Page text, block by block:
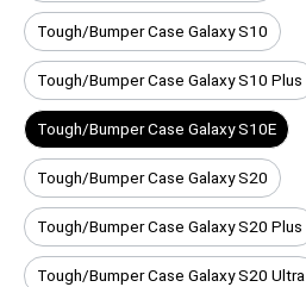
Tough/Bumper Case Galaxy S10
Tough/Bumper Case Galaxy S10 Plus
Tough/Bumper Case Galaxy S10E
Tough/Bumper Case Galaxy S20
Tough/Bumper Case Galaxy S20 Plus
Tough/Bumper Case Galaxy S20 Ultra